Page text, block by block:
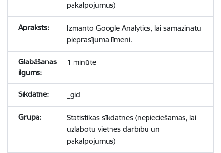
pakalpojumus)
Izmanto Google Analytics, lai samazinātu
pieprasījuma līmeni.
1 minūte
_gid
Statistikas sīkdatnes (nepieciešamas, lai
uzlabotu vietnes darbību un
pakalpojumus)